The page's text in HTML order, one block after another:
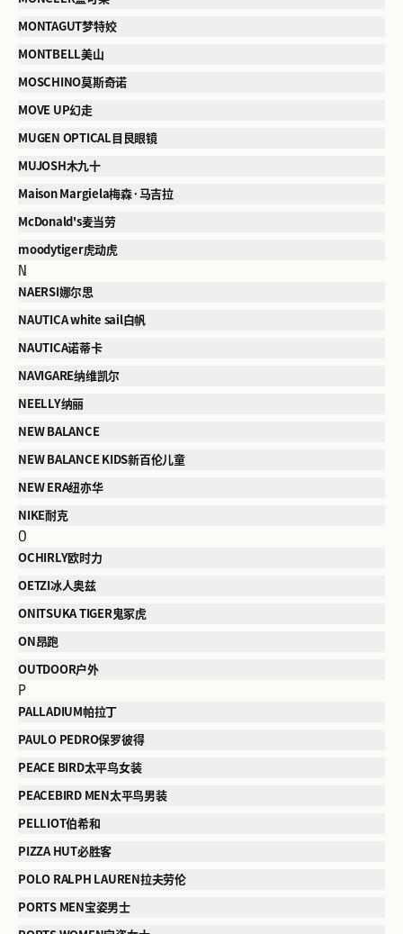
MONTAGUT梦特姣
MONTBELL美山
MOSCHINO莫斯奇诺
MOVE UP幻走
MUGEN OPTICAL目艮眼镜
MUJOSH木九十
Maison Margiela梅森·马吉拉
McDonald's麦当劳
moodytiger虎动虎
N
NAERSI娜尔思
NAUTICA white sail白帆
NAUTICA诺蒂卡
NAVIGARE纳维凯尔
NEELLY纳丽
NEW BALANCE
NEW BALANCE KIDS新百伦儿童
NEW ERA纽亦华
NIKE耐克
O
OCHIRLY欧时力
OETZI冰人奥兹
ONITSUKA TIGER鬼冢虎
ON昂跑
OUTDOOR户外
P
PALLADIUM帕拉丁
PAULO PEDRO保罗彼得
PEACE BIRD太平鸟女装
PEACEBIRD MEN太平鸟男装
PELLIOT伯希和
PIZZA HUT必胜客
POLO RALPH LAUREN拉夫劳伦
PORTS MEN宝姿男士